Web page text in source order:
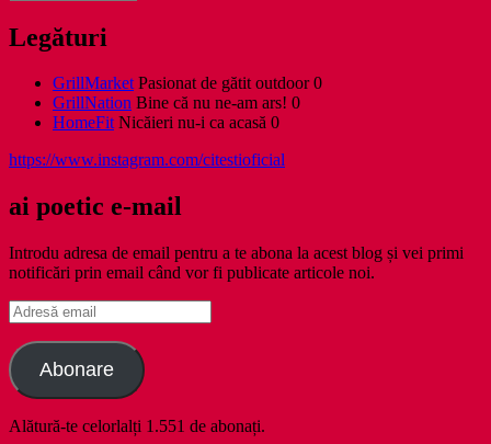
Legături
GrillMarketPasionat de gătit outdoor 0
GrillNation Bine că nu ne-am ars! 0
HomeFitNicăieri nu-i ca acasă 0
https://www.instagram.com/citestioficial
ai poetic e-mail
Introdu adresa de email pentru a te abona la acest blog și vei primi
notificări prin email când vor fi publicate articole noi.
Adresă
email
Abonare
Alătură-te celorlalți 1.551 de abonați.